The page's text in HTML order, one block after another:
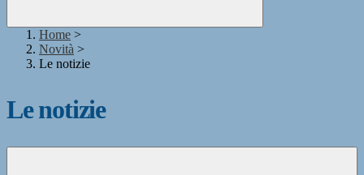
Home >
Novità >
Le notizie
Le notizie